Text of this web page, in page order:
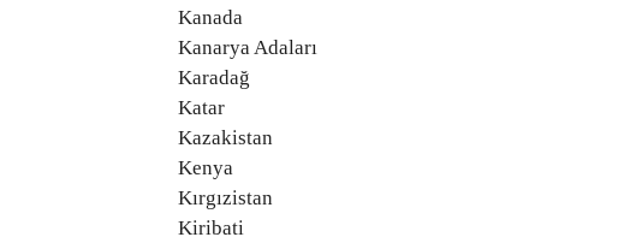
Kanada
Kanarya Adaları
Karadağ
Katar
Kazakistan
Kenya
Kırgızistan
Kiribati